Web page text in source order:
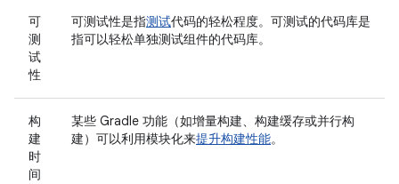
可
测
试
性
可测试性是指测试代码的轻松程度。可测试的代码库是
指可以轻松单独测试组件的代码库。
构
建
时
间
某些 Gradle 功能（如增量构建、构建缓存或并行构
建）可以利用模块化来提升构建性能。